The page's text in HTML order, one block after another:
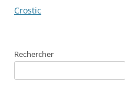
articles
Crostic
Rechercher